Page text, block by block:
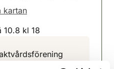
kartan
10.8 kl 18